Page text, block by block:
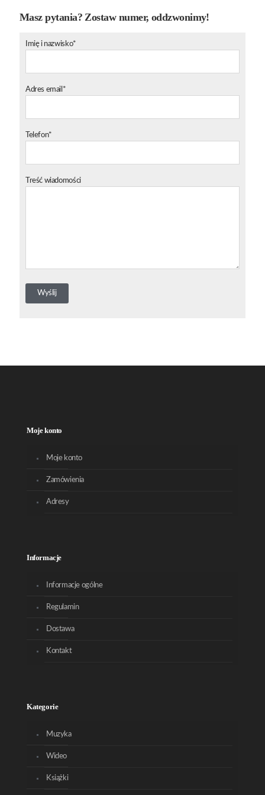
Masz pytania? Zostaw numer, oddzwonimy!
Imię i nazwisko*
Adres email*
Telefon*
Treść wiadomości
Moje konto
Moje konto
Zamówienia
Adresy
Informacje
Informacje ogólne
Regulamin
Dostawa
Kontakt
Kategorie
Muzyka
Wideo
Książki